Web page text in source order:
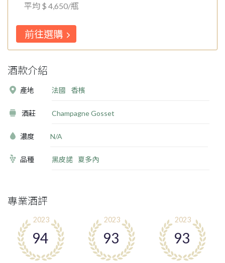
平均 $ 4,650/瓶
前往選購
酒款介紹
產地 法國 香檳
酒莊 Champagne Gosset
濃度 N/A
品種 黑皮諾 夏多內
專業酒評
2023
94
2023
93
2023
93